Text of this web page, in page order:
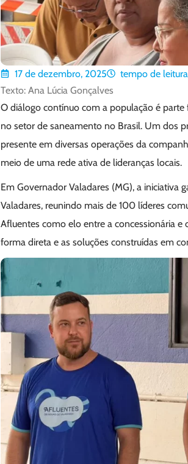
17 de dezembro, 2025 tempo de
Texto: Ana Lúcia Gonçalves
O diálogo contínuo com a população é parte
no setor de saneamento no Brasil. Um dos
presente em diversas operações da
meio de uma rede ativa de lideranças locais.
Em Governador Valadares (MG), a
Valadares, reunindo mais de 100 líderes
Afluentes como elo entre a concessionária
forma direta e as soluções construídas em